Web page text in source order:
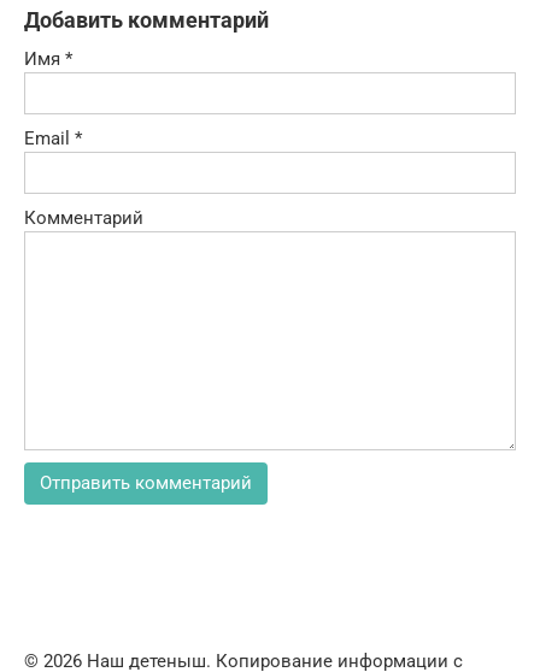
Добавить комментарий
Имя *
Email *
Комментарий
© 2026 Наш детеныш. Копирование информации с